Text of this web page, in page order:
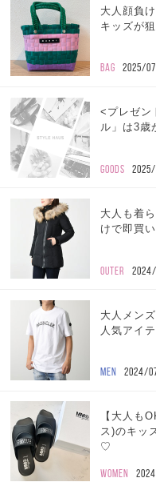
大人顔負
キッズが
BAG 2025/
<プレゼン
ル」は3歳
GOODS
大人も着
けで即買
OUTER
大人メン
人気アイ
MEN 2024/
【大人も
ス)のキッ
♡
WOMEN